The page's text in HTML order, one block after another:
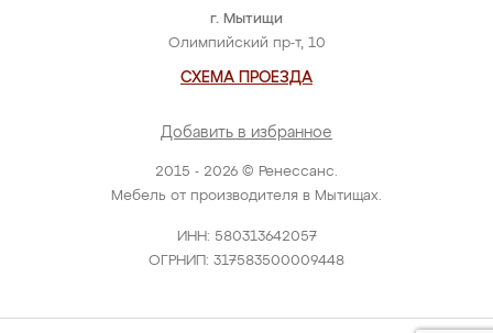
2015 - 2026 © Ренессанс.
Мебель от производителя в Мытищах.
ИНН: 580313642057
ОГРНИП: 317583500009448
г. Мытищи
Олимпийский пр-т, 10
СХЕМА ПРОЕЗДА
Добавить в избранное